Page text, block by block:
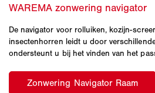
De navigator voor rolluiken, kozijn-
insectenhorren leidt u door
ondersteunt u bij het vinden van het